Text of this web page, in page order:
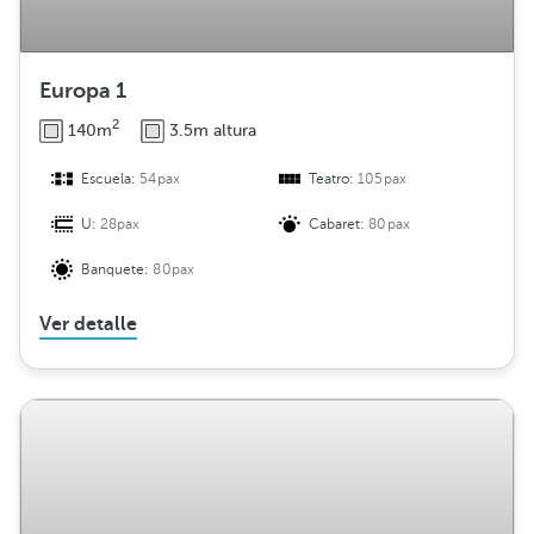
Europa 1
140m2 3.5m altura
Escuela: 54pax Teatro:105pax
U:28pax Cabaret:80pax
Banquete:80pax
Ver detalle